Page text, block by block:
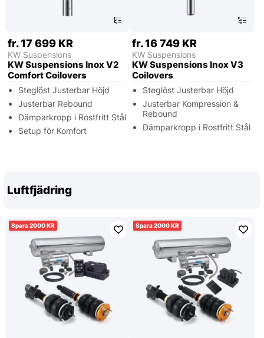
fr. 17 699 KR
KW Suspensions
KW Suspensions Inox V2
Comfort Coilovers
Steglöst Justerbar Höjd
Justerbar Rebound
Dämparkropp i Rostfritt Stål
Setup för Komfort
fr. 16 749 KR
KW Suspensions
KW Suspensions Inox V3
Coilovers
Steglöst Justerbar Höjd
Justerbar Kompression &
Rebound
Dämparkropp i Rostfritt Stål
Luftfjädring
2000 2000